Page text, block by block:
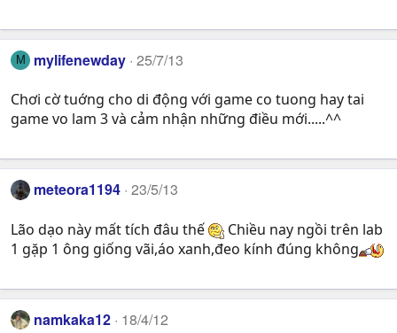
M mylifenewday 25/7/13
Chơi cờ tuớng cho di động với game co tuong hay tai
game vo lam 3 và cảm nhận những điều mới.....^^
meteora1194 23/5/13
Lão dạo này mất tích đâu thế
Chiều nay ngồi trên lab
1 gặp 1 ông giống vãi,áo xanh,đeo kính đúng không
namkaka12 18/4/12